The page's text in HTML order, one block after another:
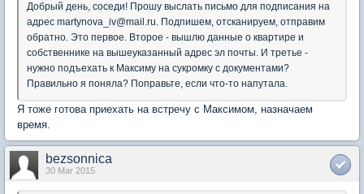
Добрый день, соседи! Прошу выслать письмо для подписания на
адрес martynova_iv@mail.ru. Подпишем, отсканируем, отправим
обратно. Это первое. Второе - вышлю данные о квартире и
собственнике на вышеуказанный адрес эл почты. И третье -
нужно подъехать к Максиму на сукромку с документами?
Правильно я поняла? Поправьте, если что-то напутала.
Я тоже готова приехать на встречу с Максимом, назначаем
время.
bezsonnica
30 Mar 2015